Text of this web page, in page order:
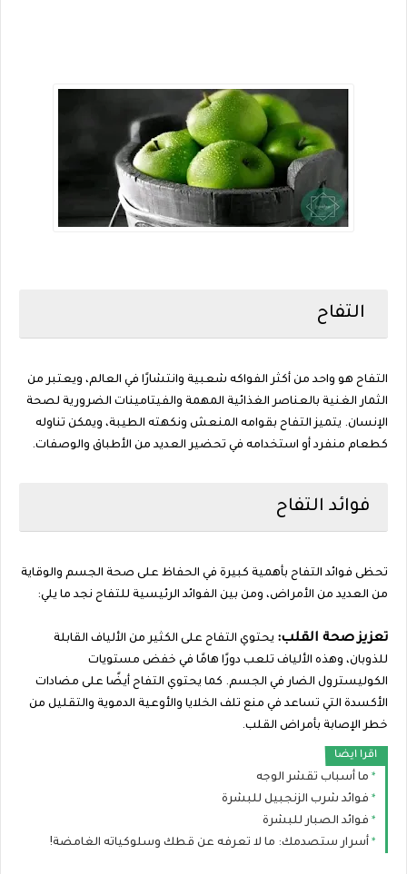
التفاح
التفاح هو واحد من أكثر الفواكه شعبية وانتشارًا في العالم، ويعتبر من
الثمار الغنية بالعناصر الغذائية المهمة والفيتامينات الضرورية لصحة
الإنسان. يتميز التفاح بقوامه المنعش ونكهته الطيبة، ويمكن تناوله
كطعام منفرد أو استخدامه في تحضير العديد من الأطباق والوصفات.
فوائد التفاح
تحظى فوائد التفاح بأهمية كبيرة في الحفاظ على صحة الجسم والوقاية
من العديد من الأمراض، ومن بين الفوائد الرئيسية للتفاح نجد ما يلي:
تعزيز صحة القلب: يحتوي التفاح على الكثير من الألياف القابلة
للذوبان، وهذه الألياف تلعب دورًا هامًا في خفض مستويات
الكوليسترول الضار في الجسم. كما يحتوي التفاح أيضًا على مضادات
الأكسدة التي تساعد في منع تلف الخلايا والأوعية الدموية والتقليل من
خطر الإصابة بأمراض القلب.
اقرا ايضا
ما أسباب تقشر الوجه
فوائد شرب الزنجبيل للبشرة
فوائد الصبار للبشرة
أسرار ستصدمك: ما لا تعرفه عن قطك وسلوكياته الغامضة!